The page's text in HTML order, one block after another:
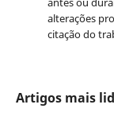
alterações
citação do
Artigos mais